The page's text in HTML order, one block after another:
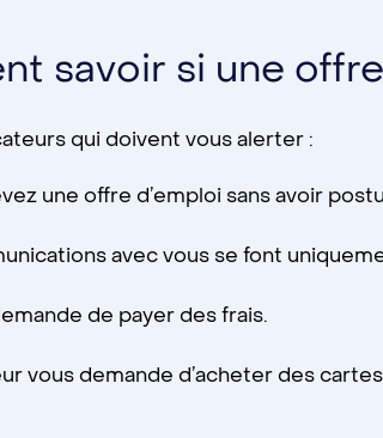
savoir si une
qui doivent vous alerter :
une offre d’emploi sans avoir
avec vous se font
de payer des frais.
vous demande d’acheter des